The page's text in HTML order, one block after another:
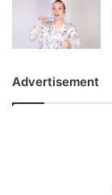
Advertisement